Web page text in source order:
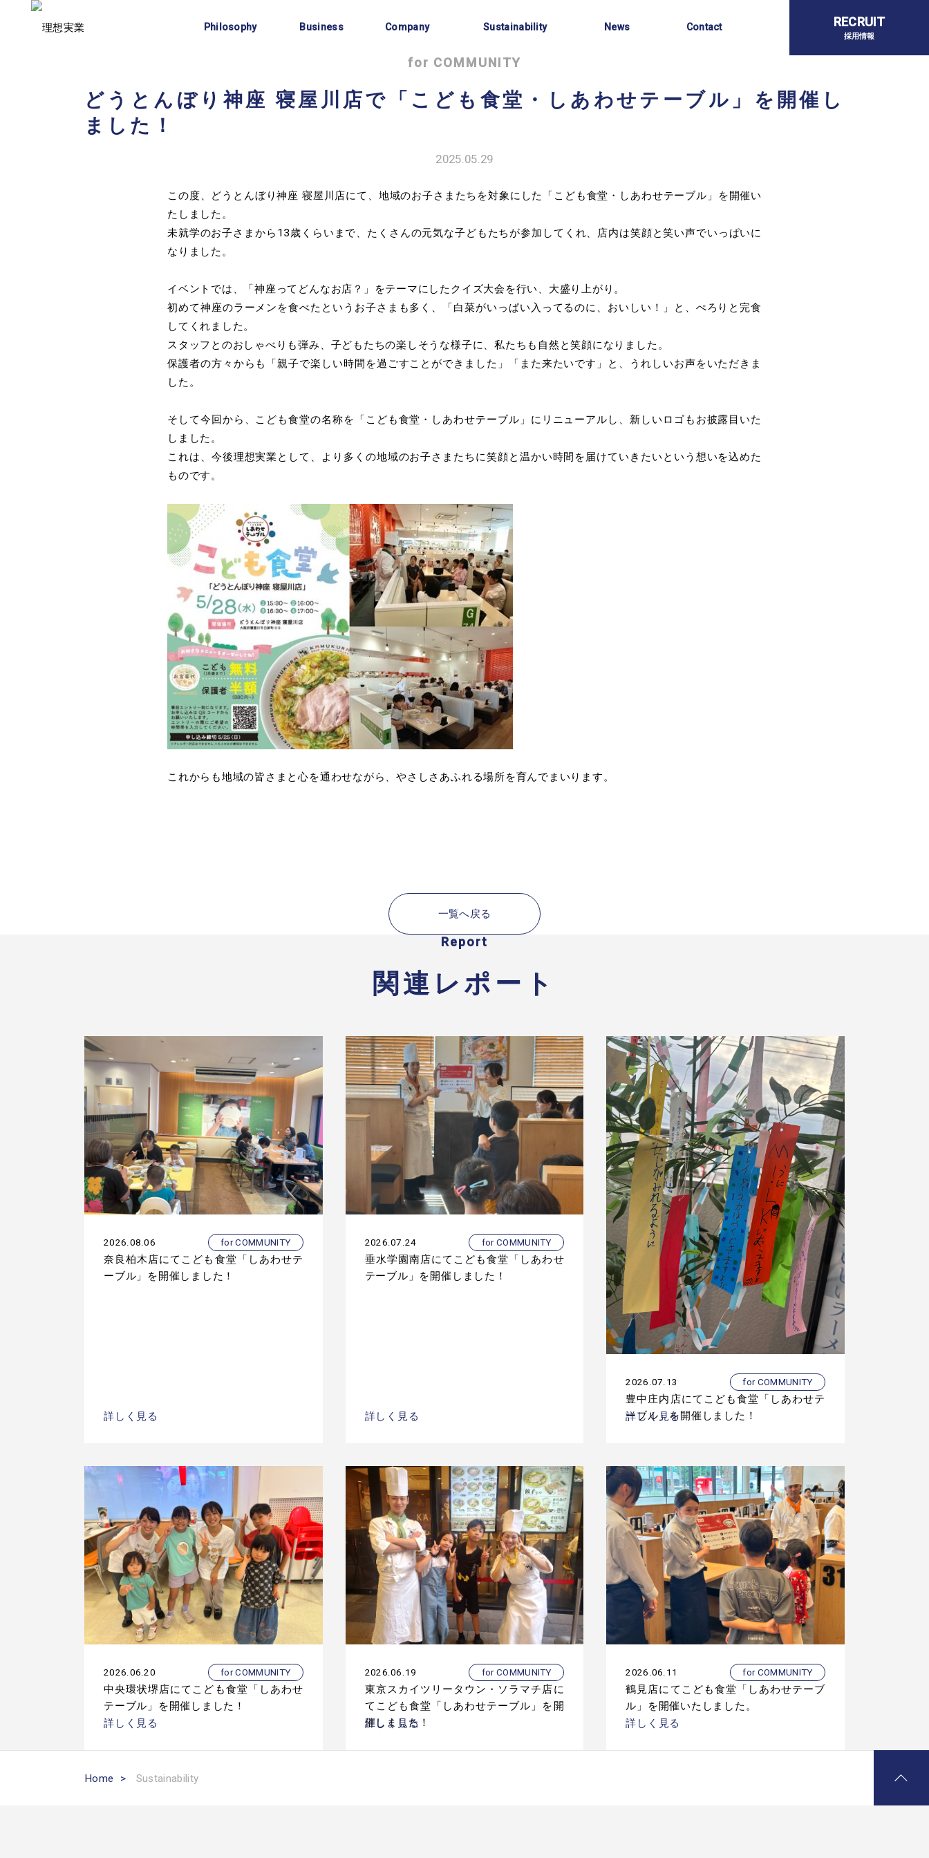
Philosophy
Business
Company
Sustainability
News
Contact
RECRUIT
採用情報
for COMMUNITY
どうとんぼり神座 寝屋川店で「こども食堂・しあわせテーブル」を開催し
ました！
2025.05.29
この度、どうとんぼり神座 寝屋川店にて、地域のお子さまたちを対象にした「こども食堂・しあわせテーブル」を開催い
たしました。
未就学のお子さまから13歳くらいまで、たくさんの元気な子どもたちが参加してくれ、店内は笑顔と笑い声でいっぱいに
なりました。
イベントでは、「神座ってどんなお店？」をテーマにしたクイズ大会を行い、大盛り上がり。
初めて神座のラーメンを食べたというお子さまも多く、「白菜がいっぱい入ってるのに、おいしい！」と、ぺろりと完食
してくれました。
スタッフとのおしゃべりも弾み、子どもたちの楽しそうな様子に、私たちも自然と笑顔になりました。
保護者の方々からも「親子で楽しい時間を過ごすことができました」「また来たいです」と、うれしいお声をいただきま
した。
そして今回から、こども食堂の名称を「こども食堂・しあわせテーブル」にリニューアルし、新しいロゴもお披露目いた
しました。
これは、今後理想実業として、より多くの地域のお子さまたちに笑顔と温かい時間を届けていきたいという想いを込めた
ものです。
これからも地域の皆さまと心を通わせながら、やさしさあふれる場所を育んでまいります。
一覧へ戻る
Report
関連レポート
2026.08.06 for COMMUNITY
奈良柏木店にてこども食堂「しあわせテ
ーブル」を開催しました！
詳しく見る
2026.07.24 for COMMUNITY
垂水学園南店にてこども食堂「しあわせ
テーブル」を開催しました！
詳しく見る
2026.07.13 for COMMUNITY
豊中庄内店にてこども食堂「しあわせテ
ーブル」を開催しました！
詳しく見る
2026.06.20 for COMMUNITY
中央環状堺店にてこども食堂「しあわせ
テーブル」を開催しました！
詳しく見る
2026.06.19 for COMMUNITY
東京スカイツリータウン・ソラマチ店に
てこども食堂「しあわせテーブル」を開
催しました！
詳しく見る
2026.06.11 for COMMUNITY
鶴見店にてこども食堂「しあわせテーブ
ル」を開催いたしました。
詳しく見る
Home > Sustainability